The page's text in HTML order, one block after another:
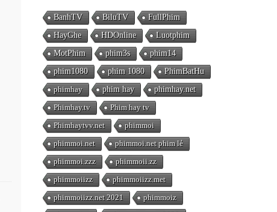
BanhTV BiluTV
FullPhim
HayGhe
HDOnline
Luotphim
MotPhim
phim3s
phim14
phim1080
phim 1080
PhimBatHu
phimhay
phim hay
phimhay.net
Phimhay.tv
Phim hay tv
Phimhaytvv.net
phimmoi
phimmoi.net
phimmoi.net phim lẻ
phimmoi.zzz
phimmoii.zz
phimmoiizz
phimmoiizz.met
phimmoiizz.net 2021
phimmoiz